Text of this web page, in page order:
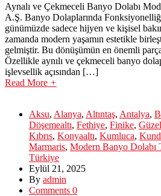
Aynalı ve Çekmeceli Banyo Dolabı
A.Ş. Banyo Dolaplarında
günümüzde sadece hijyen ve kişisel
zamanda modern yaşamın estetikle
gelmiştir. Bu dönüşümün en önemli
Özellikle aynılı ve çekmeceli banyo
işlevsellik açısından […]
Read More +
Aksu, Alanya, Altıntaş, Antalya,
Döşemealtı, Fethiye, Finike,
Kıbrıs, Konyaaltı, Kumluca,
Marmaris, Modern Banyo Dolabı
Türkiye
Eylül 21, 2025
By admin
Comments 0